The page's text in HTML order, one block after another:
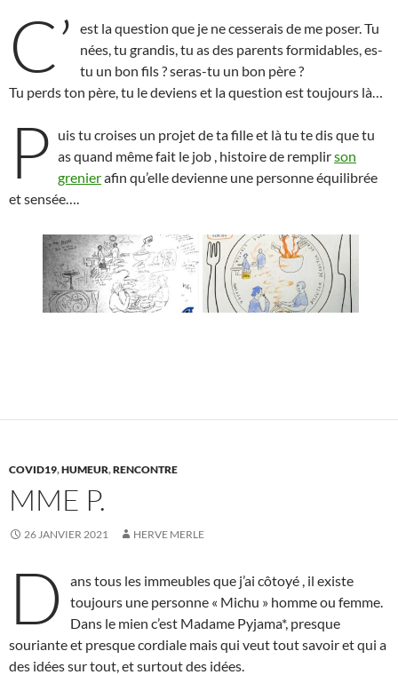
C’
est la question que je ne cesserais de me poser. Tu
nées, tu grandis, tu as des parents formidables, es-
tu un bon fils ? seras-tu un bon père ?
Tu perds ton père, tu le deviens et la question est toujours là…
P uis tu croises un projet de ta fille et là tu te dis que tu
as quand même fait le job , histoire de remplirson
grenierafin qu’elle devienne une personne équilibrée
et sensée….
COVID19,HUMEUR,RENCONTRE
MME P.
26 JANVIER 2021 HERVE MERLE
D
ans tous les immeubles que j’ai côtoyé , il existe
toujours une personne « Michu » homme ou femme.
Dans le mien c’est Madame Pyjama*, presque
souriante et presque cordiale mais qui veut tout savoir et qui a
des idées sur tout, et surtout des idées.